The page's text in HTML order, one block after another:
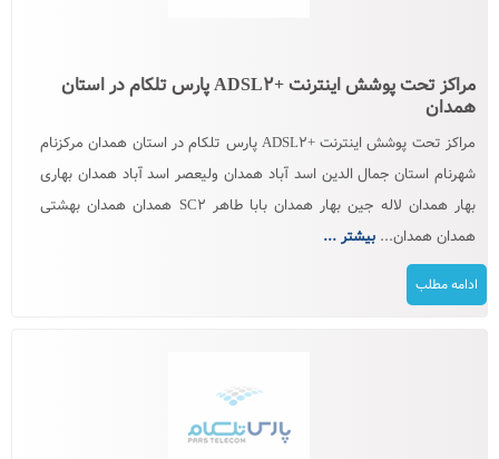
مراکز تحت پوشش اینترنت +ADSL۲ پارس تلکام در استان
همدان
مراکز تحت پوشش اینترنت +ADSL۲ پارس تلکام در استان همدان مرکزنام
شهرنام استان جمال الدین اسد آباد همدان ولیعصر اسد آباد همدان بهاری
بهار همدان لاله جین بهار همدان بابا طاهر SC۲ همدان همدان بهشتی
همدان همدان... بیشتر ...
ادامه مطلب